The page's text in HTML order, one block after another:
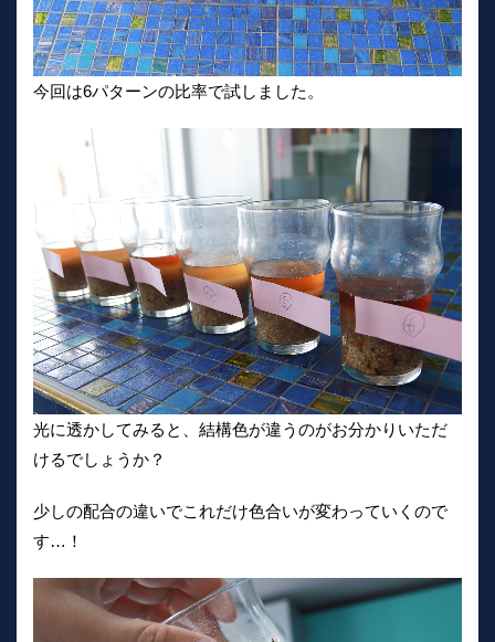
今回は6パターンの比率で試しました。
光に透かしてみると、結構色が違うのがお分かりいただ
けるでしょうか？
少しの配合の違いでこれだけ色合いが変わっていくので
す…！